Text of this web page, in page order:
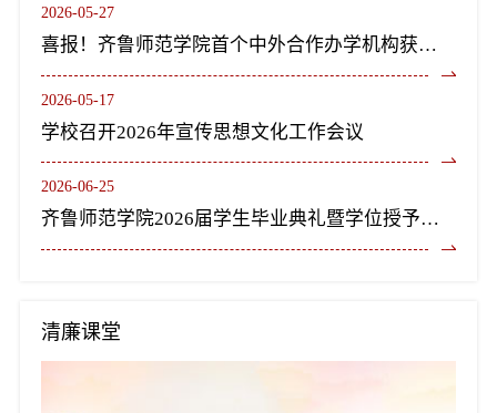
2026-05-27
喜报！齐鲁师范学院首个中外合作办学机构获教育部正式批复设立
2026-05-17
学校召开2026年宣传思想文化工作会议
2026-06-25
齐鲁师范学院2026届学生毕业典礼暨学位授予仪式隆重举行
清廉课堂